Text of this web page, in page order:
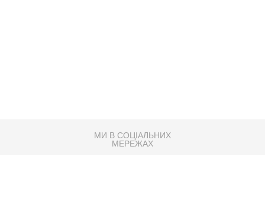
МИ В СОЦІАЛЬНИХ
МЕРЕЖАХ